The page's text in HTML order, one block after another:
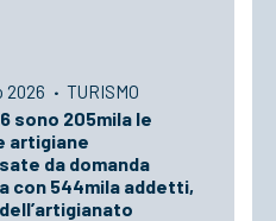
2026 · TURISMO
sono 205mila le
artigiane
da domanda
con 544mila addetti,
dell’artigianato